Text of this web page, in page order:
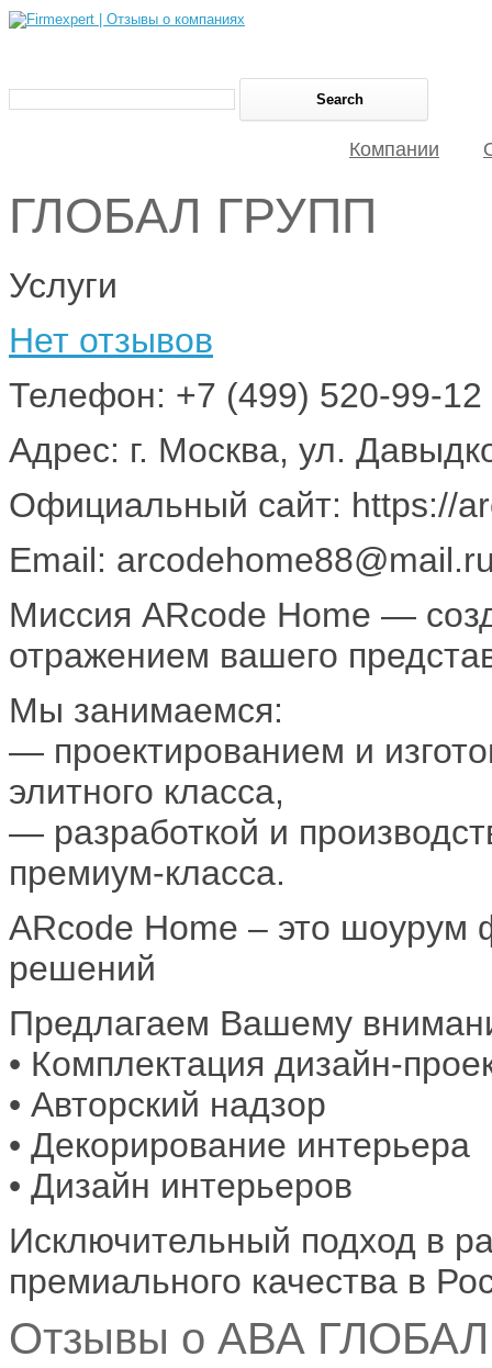
Компании
ГЛОБАЛ ГРУПП
Услуги
Нет отзывов
Телефон: +7 (499) 520-99-12
Адрес: г. Москва, ул.
Официальный сайт: https://
Email:
Миссия ARcode Home —
отражением вашего
Мы занимаемся:
— проектированием и
элитного класса,
— разработкой и
премиум-класса.
ARcode Home – это шоурум
решений
Предлагаем Вашему
• Комплектация дизайн-
• Авторский надзор
• Декорирование интерьера
• Дизайн интерьеров
Исключительный подход в
премиального качества в
Отзывы о АВА ГЛОБАЛ